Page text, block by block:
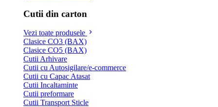
Cutii din carton
Vezi toate produsele
Clasice CO3 (BAX)
Clasice CO5 (BAX)
Cutii Arhivare
Cutii cu Autosigilare/e-commerce
Cutii cu Capac Atasat
Cutii Incaltaminte
Cutii preformare
Cutii Transport Sticle